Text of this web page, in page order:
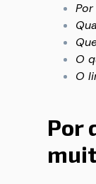
O
O
Por